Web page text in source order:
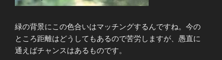
緑の背景にこの色合いはマッチングするんですね。今の
ところ距離はどうしてもあるので苦労しますが、愚直に
通えばチャンスはあるものです。